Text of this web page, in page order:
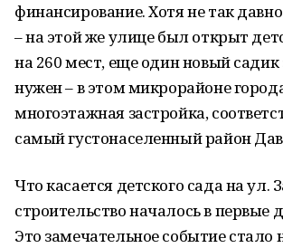
финансирование. Хотя не так давно
– на этой же улице был открыт
на 260 мест, еще один новый садик
нужен – в этом микрорайоне
многоэтажная застройка,
самый густонаселенный район
Что касается детского сада на ул.
строительство началось в первые
Это замечательное событие